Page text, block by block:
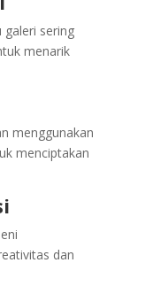
sering
menarik
menggunakan
menciptakan
dan